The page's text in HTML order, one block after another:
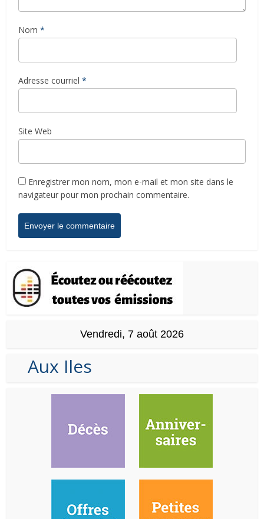
Nom *
Adresse courriel *
Site Web
Enregistrer mon nom, mon e-mail et mon site dans le
navigateur pour mon prochain commentaire.
Vendredi, 7 août 2026
Aux Iles